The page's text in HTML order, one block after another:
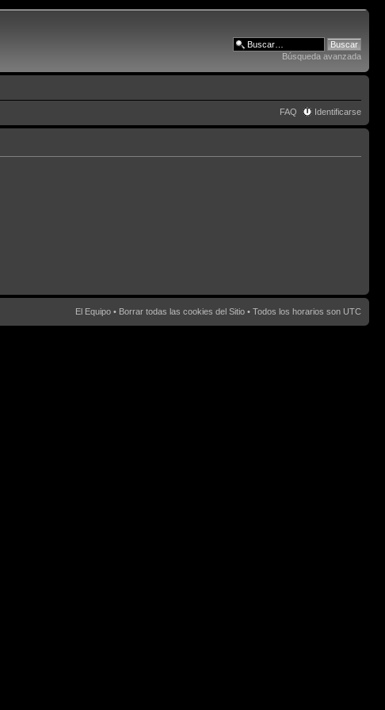
Búsqueda avanzada
FAQ Identificarse
El Equipo • Borrar todas las cookies del Sitio • Todos los horarios son UTC